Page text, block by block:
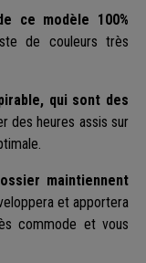
ce modèle 100%
de couleurs très
qui sont des
des heures assis sur
maintiennent
et apportera
commode et vous